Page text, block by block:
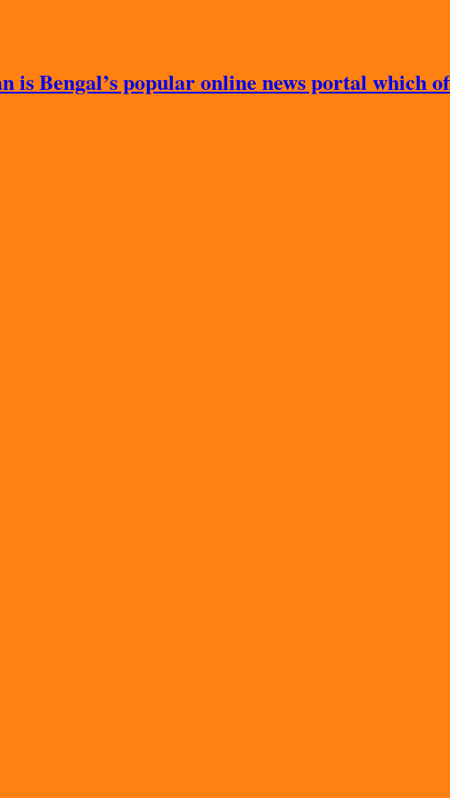
Bengal’s popular online news portal which